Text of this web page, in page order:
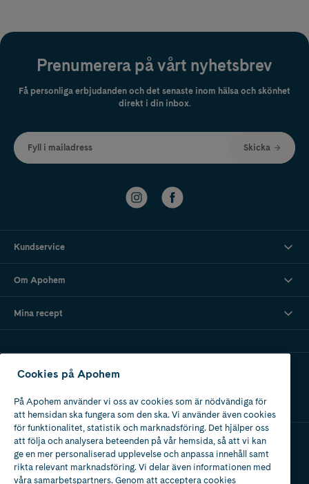
Prenumerera på vårt nyhetsbrev
Få personliga erbjudanden och det senaste inom hälsa och skönhet
direkt i din inbox.
Fyll i mailadress Skicka
Kundservice
Om Apohem
Mina recept
Ladda ner vår app
Apotek med tillstånd
av Läkemedelsverket
Cookies på Apohem
På Apohem använder vi oss av cookies som är nödvändiga för
att hemsidan ska fungera som den ska. Vi använder även cookies
för funktionalitet, statistik och marknadsföring. Det hjälper oss
att följa och analysera beteenden på vår hemsida, så att vi kan
ge en mer personaliserad upplevelse och anpassa innehåll samt
rikta relevant marknadsföring. Vi delar även informationen med
våra samarbetspartners. Genom att acceptera cookies